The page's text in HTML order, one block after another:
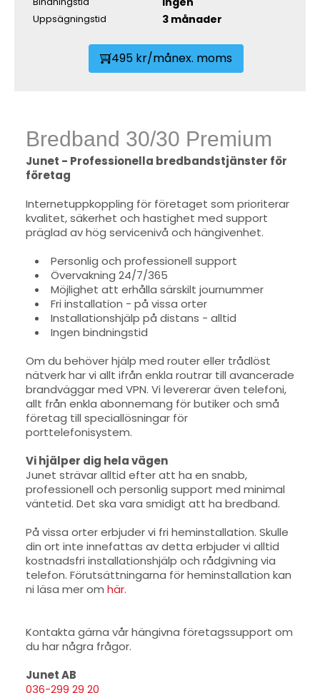
Uppsägningstid 3 månader
495 kr/månex. moms
Bredband 30/30 Premium
Junet - Professionella bredbandstjänster för
företag
Internetuppkoppling för företaget som prioriterar
kvalitet, säkerhet och hastighet med support
präglad av hög servicenivå och hängivenhet.
Personlig och professionell support
Övervakning 24/7/365
Möjlighet att erhålla särskilt journummer
Fri installation - på vissa orter
Installationshjälp på distans - alltid
Ingen bindningstid
Om du behöver hjälp med router eller trådlöst
nätverk har vi allt ifrån enkla routrar till avancerade
brandväggar med VPN. Vi levererar även telefoni,
allt från enkla abonnemang för butiker och små
företag till speciallösningar för
porttelefonisystem.
Vi hjälper dig hela vägen
Junet strävar alltid efter att ha en snabb,
professionell och personlig support med minimal
väntetid. Det ska vara smidigt att ha bredband.
På vissa orter erbjuder vi fri heminstallation. Skulle
din ort inte innefattas av detta erbjuder vi alltid
kostnadsfri installationshjälp och rådgivning via
telefon. Förutsättningarna för heminstallation kan
ni läsa mer om här.
Kontakta gärna vår hängivna företagssupport om
du har några frågor.
Junet AB
036-299 29 20